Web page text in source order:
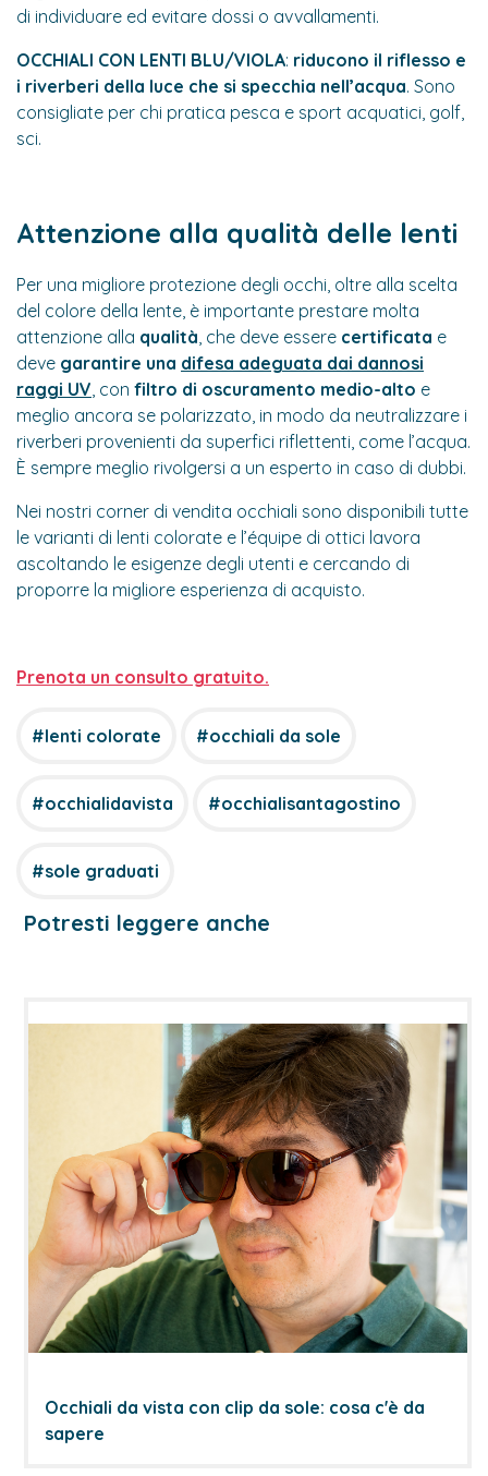
di individuare ed evitare dossi o avvallamenti.
OCCHIALI CON LENTI BLU/VIOLA: riducono il riflesso e
i riverberi della luce che si specchia nell’acqua. Sono
consigliate per chi pratica pesca e sport acquatici, golf,
sci.
Attenzione alla qualità delle lenti
Per una migliore protezione degli occhi, oltre alla scelta
del colore della lente, è importante prestare molta
attenzione alla qualità , che deve essere certificata e
deve garantire una difesa adeguata dai dannosi
raggi UV , con filtro di oscuramento medio-alto e
meglio ancora se polarizzato, in modo da neutralizzare i
riverberi provenienti da superfici riflettenti, come l’acqua.
È sempre meglio rivolgersi a un esperto in caso di dubbi.
Nei nostri corner di vendita occhiali sono disponibili tutte
le varianti di lenti colorate e l’équipe di ottici lavora
ascoltando le esigenze degli utenti e cercando di
proporre la migliore esperienza di acquisto.
Prenota un consulto gratuito.
#lenti colorate #occhiali da sole
#occhialidavista #occhialisantagostino
#sole graduati
Potresti leggere anche
Occhiali da vista con clip da sole: cosa c'è da
sapere